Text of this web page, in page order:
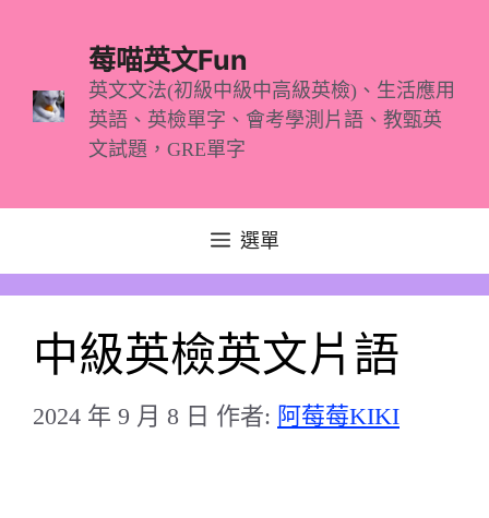
莓喵英文Fun
英文文法(初級中級中高級英檢)、生活應用
英語、英檢單字、會考學測片語、教甄英
文試題，GRE單字
選單
中級英檢英文片語
2024 年 9 月 8 日 作者: 阿莓莓KIKI